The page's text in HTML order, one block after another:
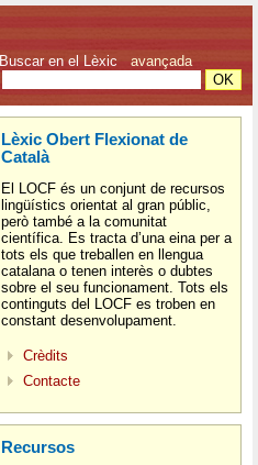
Buscar en el Lèxic avançada
Lèxic Obert Flexionat de
Català
El LOCF és un conjunt de recursos
lingüístics orientat al gran públic,
però també a la comunitat
científica. Es tracta d’una eina per a
tots els que treballen en llengua
catalana o tenen interès o dubtes
sobre el seu funcionament. Tots els
continguts del LOCF es troben en
constant desenvolupament.
Crèdits
Contacte
Recursos